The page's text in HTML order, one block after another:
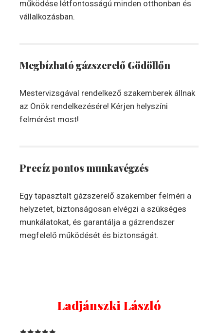
működése létfontosságú minden otthonban és
vállalkozásban.
Megbízható gázszerelő Gödöllőn
Mestervizsgával rendelkező szakemberek állnak
az Önök rendelkezésére! Kérjen helyszíni
felmérést most!
Precíz pontos munkavégzés
Egy tapasztalt gázszerelő szakember felméri a
helyzetet, biztonságosan elvégzi a szükséges
munkálatokat, és garantálja a gázrendszer
megfelelő működését és biztonságát.
Ladjánszki László